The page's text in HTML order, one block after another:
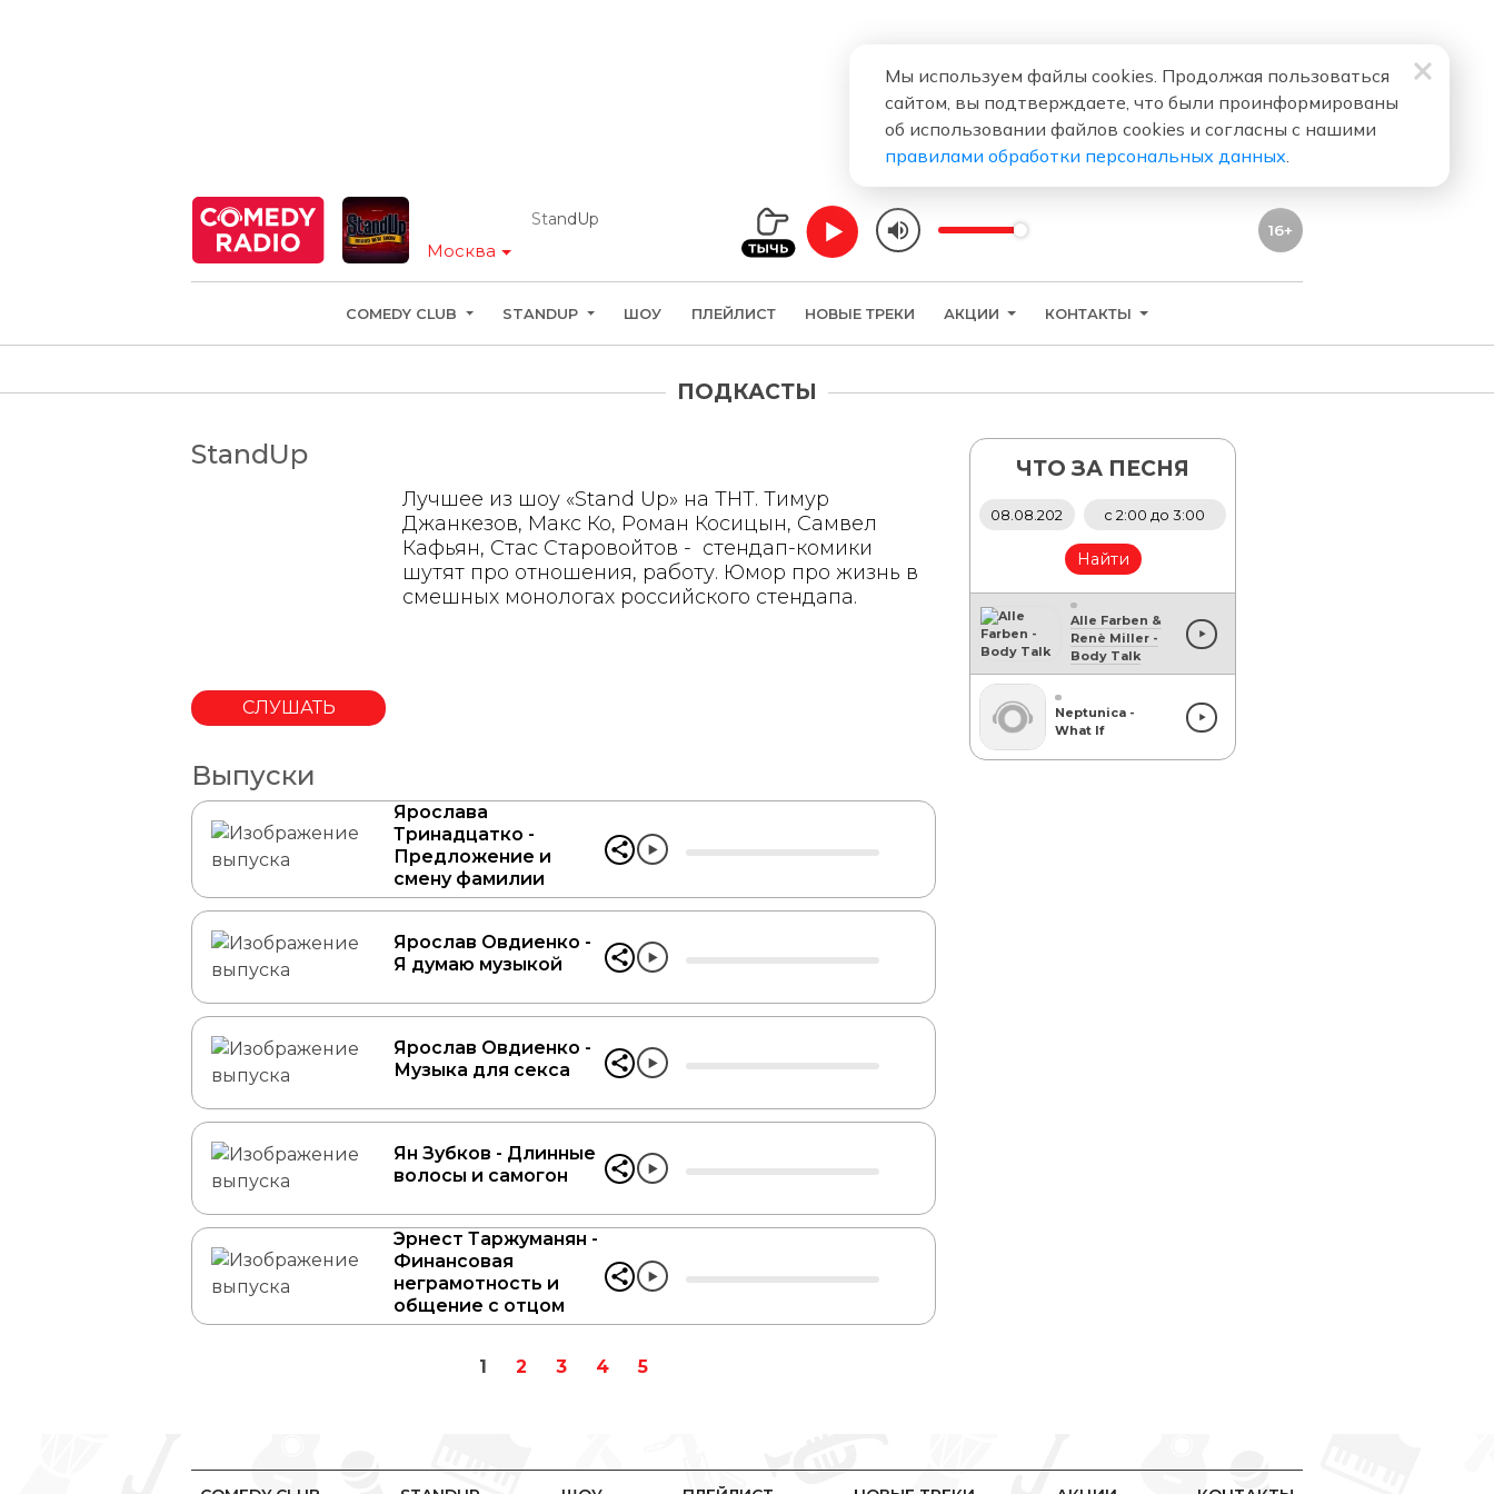
Москва
StandUp
16+
COMEDY CLUB STANDUP ШОУ ПЛЕЙЛИСТ НОВЫЕ ТРЕКИ АКЦИИ КОНТАКТЫ
ПОДКАСТЫ
StandUp
Лучшее из шоу «Stand Up» на ТНТ. Тимур
Джанкезов, Макс Ко, Роман Косицын, Самвел
Кафьян, Стас Старовойтов - стендап-комики
шутят про отношения, работу. Юмор про жизнь в
смешных монологах российского стендапа.
СЛУШАТЬ
Выпуски
Ярослава
Тринадцатко -
Предложение и
смену фамилии
Ярослав Овдиенко -
Я думаю музыкой
Ярослав Овдиенко -
Музыка для секса
Ян Зубков - Длинные
волосы и самогон
Эрнест Таржуманян -
Финансовая
неграмотность и
общение с отцом
1 2 3 4 5
ЧТО ЗА ПЕСНЯ
Найти
Alle Farben &
Renè Miller-
Body Talk
Neptunica -
What If
Мы используем файлы cookies. Продолжая пользоваться
сайтом, вы подтверждаете, что были проинформированы
об использовании файлов cookies и согласны с нашими
правилами обработки персональных данных.